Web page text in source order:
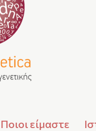
Ποιοι είμαστε